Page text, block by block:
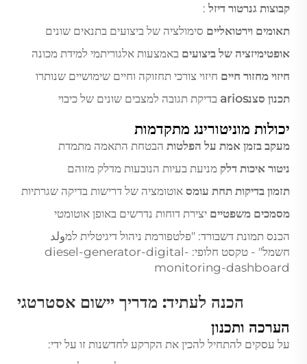
קבוצות גנרטור דיזל :
תאומים וירטואליים סימולציה של ביצועים בתנאים שונים
אופטימיזציה של ביצועים באמצעות אלגוריתמי למידת מכונה
חיזוי מחזור חיים חיזוי צורכי תחזוקה וחיים שימושיים שנותרו
תכנון סצנarios
בדיקת תגובה למצבים שונים של כיבוי
יכולות מוניטורינג מתקדמות
מעקב בזמן אמת על הפלטות הבטחת התאמה מתמדת
ניטור איכות דלק מניעת בעיות הנובעות מדלק מזוהם
תזמון בדיקות תחת עומס אוטומציה של דרישות בדיקה שגרתיות
מסמכים משפטיים יצירת דוחות נדרשים באופן אוטומטי
הכנס תמונת דשבורד: "פלטפורמת ניהול דיגיטלית למولد
חשמל" - טקסט חלופי: diesel-generator-digital-
monitoring-dashboard
הכנה לעתיד: מדריך יישום אסטרטגי
הערכה ותכנון
על עסקים להתחיל להכין את הקרקע לחדשנות זו על ידי: